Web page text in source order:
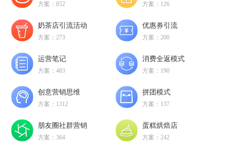
方案：852 方案：126
奶茶店引流活动
方案：273
优惠券引流
方案：200
运营笔记
方案：483
消费全返模式
方案：190
创意营销思维
方案：1312
拼团模式
方案：137
朋友圈社群营销
方案：364
蛋糕烘焙店
方案：242